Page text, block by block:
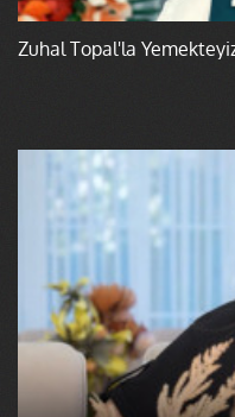
Zuhal Topal'la